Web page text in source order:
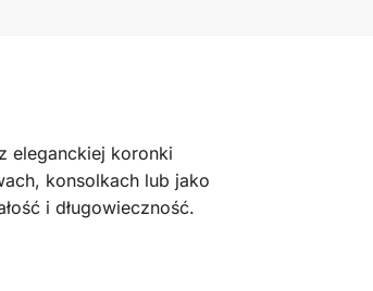
eleganckiej koronki
konsolkach lub jako
i długowieczność.